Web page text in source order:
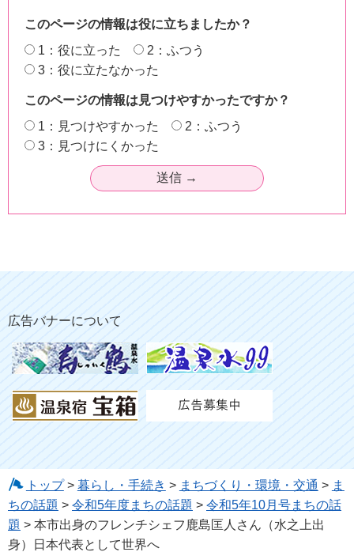
このページの情報は役に立ちましたか？
1：役に立った
2：ふつう
3：役に立たなかった
このページの情報は見つけやすかったですか？
1：見つけやすかった
2：ふつう
3：見つけにくかった
広告バナーについて
トップ> 暮らし・手続き > まちづくり・環境・交通 > ま
ちの話題 > 令和5年度まちの話題 > 令和5年10月号まちの話
題 > 本市出身のフレンチシェフ鹿島匡人さん（水之上出
身）日本代表として世界へ